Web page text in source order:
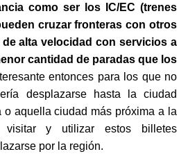
como ser los IC/EC (trenes
cruzar fronteras con otros
de alta velocidad con servicios a
cantidad de paradas que los
entonces para los que no
desplazarse hasta la ciudad
o aquella ciudad más próxima a la
visitar y utilizar estos billetes
por la región.